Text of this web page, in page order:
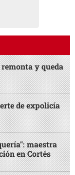
y queda
de expolicía
maestra
en Cortés